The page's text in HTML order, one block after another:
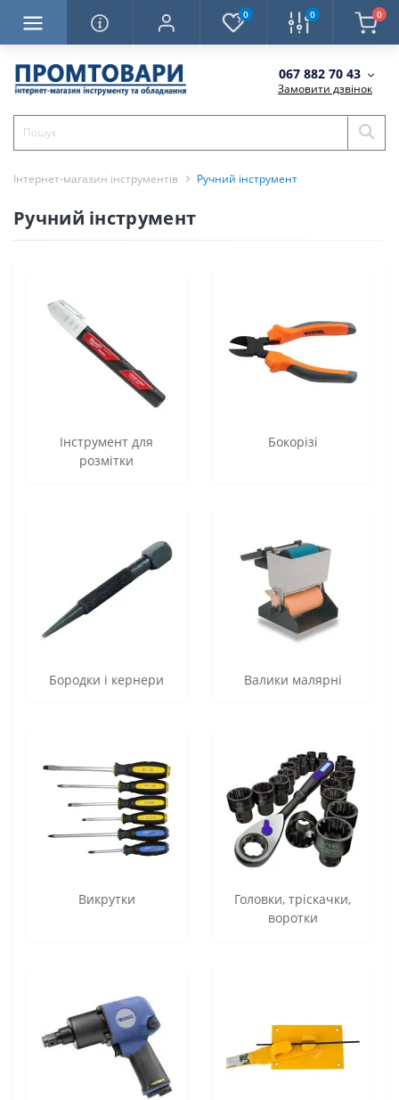
0 0 0
067 882 70 43
Замовити дзвінок
Інтернет-магазин інструментів Ручний інструмент
Ручний інструмент
Інструмент для
розмітки
Бокорізі
Бородки і кернери Валики малярні
Викрутки
Головки, тріскачки,
воротки